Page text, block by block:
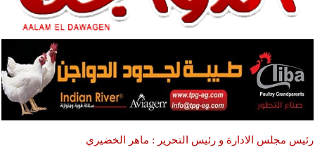
رئيس مجلس الادارة و رئيس التحرير : ماهر الخضيري